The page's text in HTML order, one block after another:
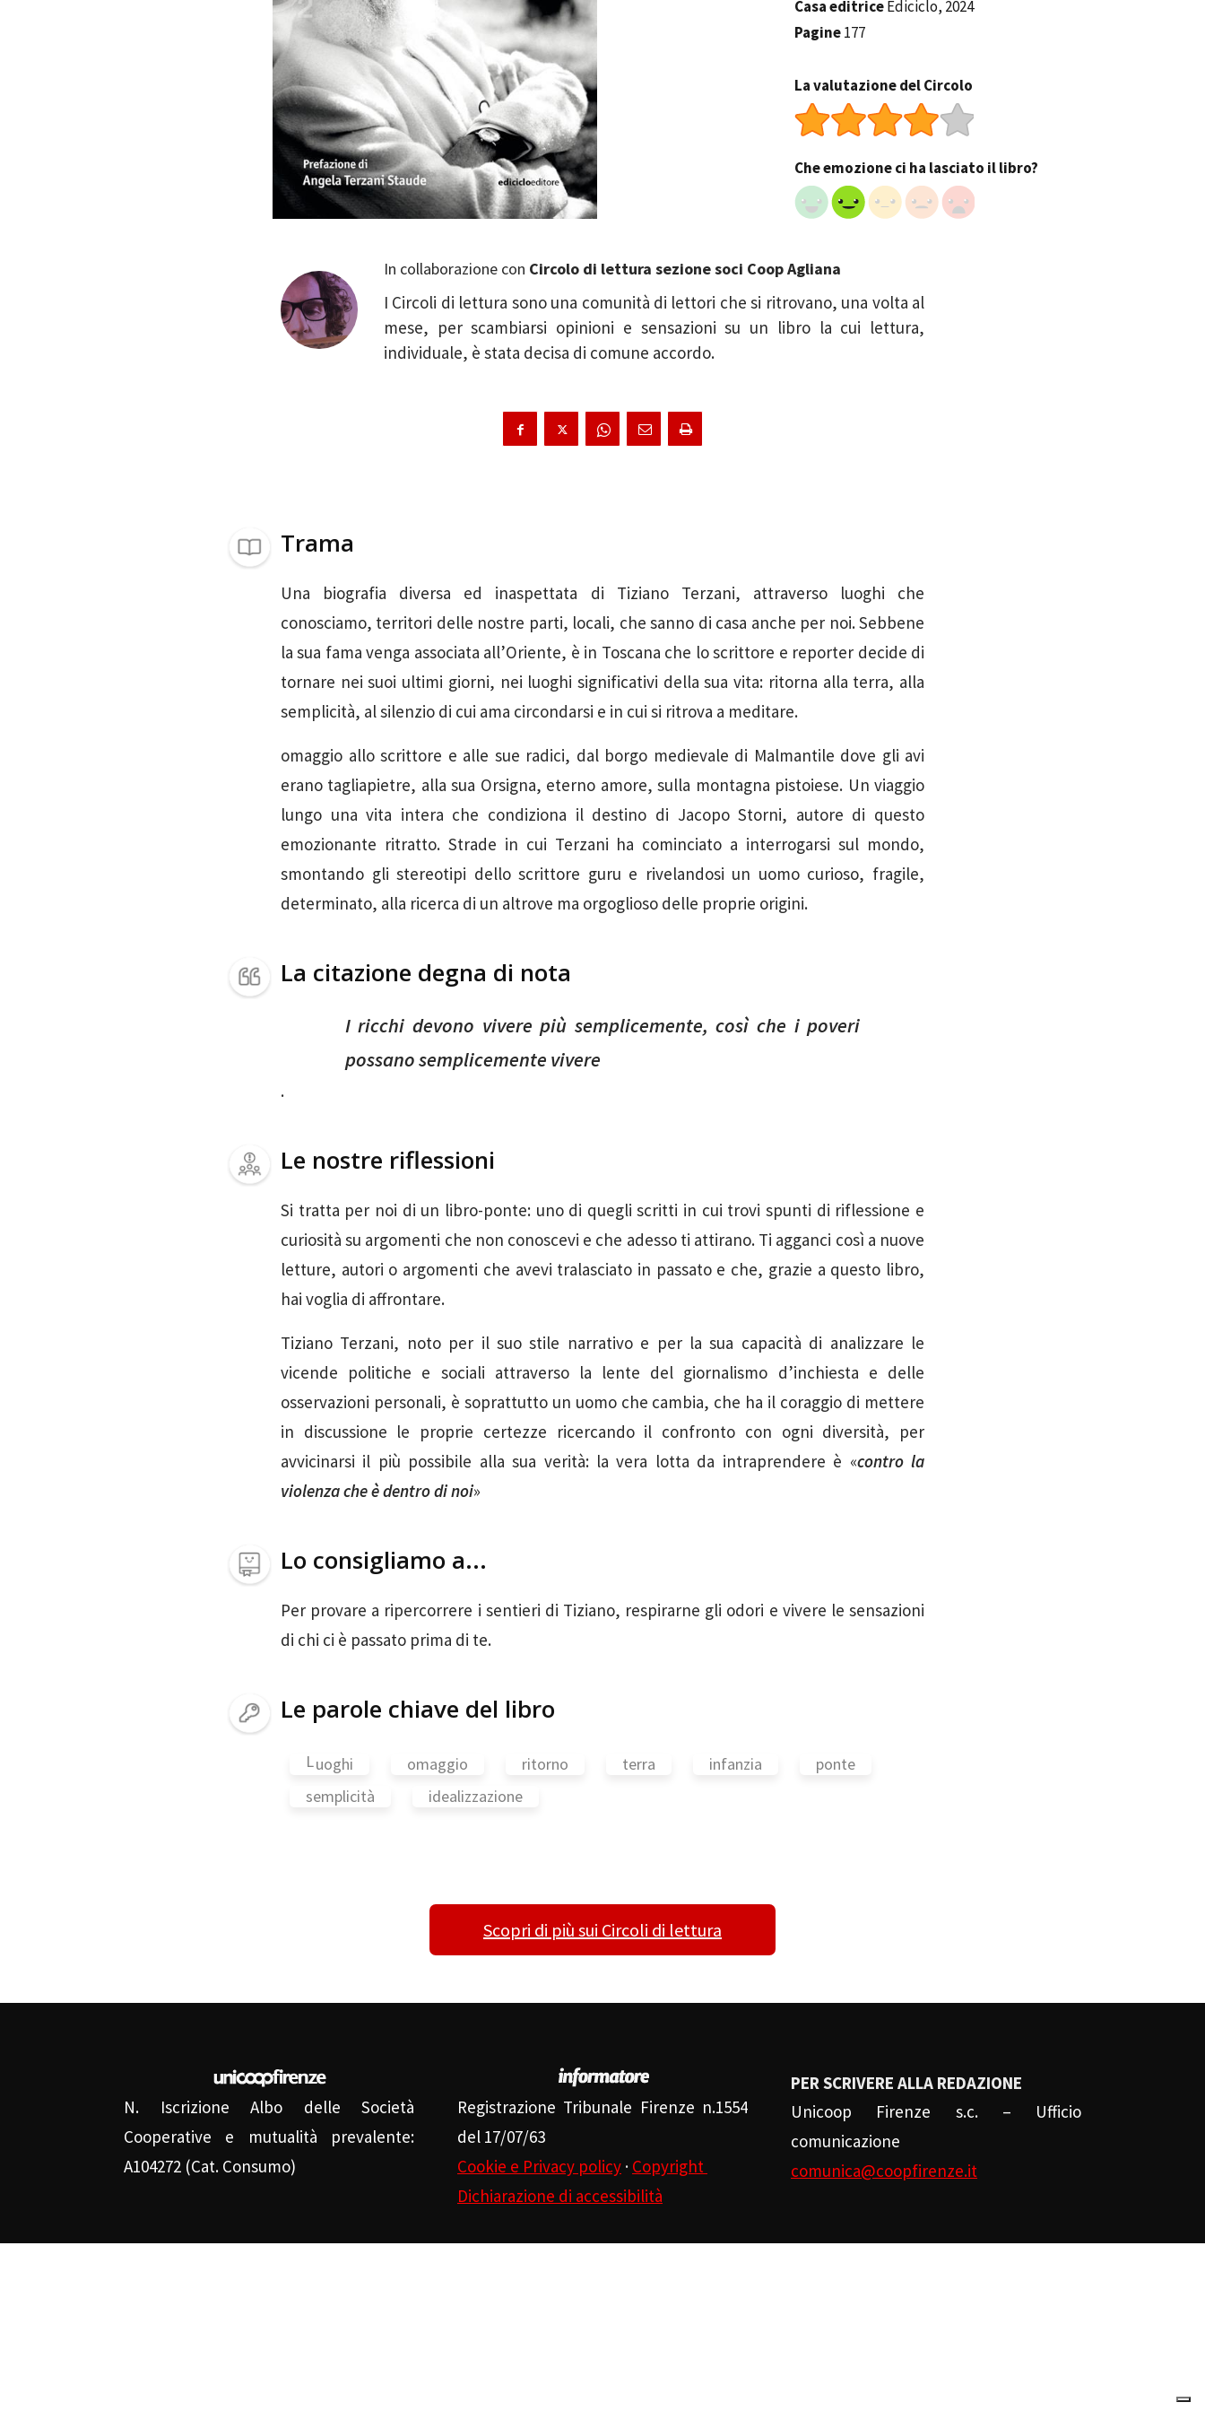
Casa editriceEdiciclo, 2024
Pagine177
La valutazione del Circolo
Che emozione ci ha lasciato il libro?
In collaborazione con Circolo di lettura sezione soci Coop Agliana
I Circoli di lettura sono una comunità di lettori che si ritrovano, una volta al
mese, per scambiarsi opinioni e sensazioni su un libro la cui lettura,
individuale, è stata decisa di comune accordo.
Trama
Una biografia diversa ed inaspettata di Tiziano Terzani, attraverso luoghi che
conosciamo, territori delle nostre parti, locali, che sanno di casa anche per noi. Sebbene
la sua fama venga associata all’Oriente, è in Toscana che lo scrittore e reporter decide di
tornare nei suoi ultimi giorni, nei luoghi significativi della sua vita: ritorna alla terra, alla
semplicità, al silenzio di cui ama circondarsi e in cui si ritrova a meditare.
omaggio allo scrittore e alle sue radici, dal borgo medievale di Malmantile dove gli avi
erano tagliapietre, alla sua Orsigna, eterno amore, sulla montagna pistoiese. Un viaggio
lungo una vita intera che condiziona il destino di Jacopo Storni, autore di questo
emozionante ritratto. Strade in cui Terzani ha cominciato a interrogarsi sul mondo,
smontando gli stereotipi dello scrittore guru e rivelandosi un uomo curioso, fragile,
determinato, alla ricerca di un altrove ma orgoglioso delle proprie origini.
La citazione degna di nota
I ricchi devono vivere più semplicemente, così che i poveri
possano semplicemente vivere
.
Le nostre riflessioni
Si tratta per noi di un libro-ponte: uno di quegli scritti in cui trovi spunti di riflessione e
curiosità su argomenti che non conoscevi e che adesso ti attirano. Ti agganci così a nuove
letture, autori o argomenti che avevi tralasciato in passato e che, grazie a questo libro,
hai voglia di affrontare.
Tiziano Terzani, noto per il suo stile narrativo e per la sua capacità di analizzare le
vicende politiche e sociali attraverso la lente del giornalismo d’inchiesta e delle
osservazioni personali, è soprattutto un uomo che cambia, che ha il coraggio di mettere
in discussione le proprie certezze ricercando il confronto con ogni diversità, per
avvicinarsi il più possibile alla sua verità: la vera lotta da intraprendere è «contro la
violenza che è dentro di noi»
Lo consigliamo a...
Per provare a ripercorrere i sentieri di Tiziano, respirarne gli odori e vivere le sensazioni
di chi ci è passato prima di te.
Le parole chiave del libro
Luoghi omaggio ritorno terra infanzia
ponte
semplicità
idealizzazione
Scopri di più sui Circoli di lettura
N. Iscrizione Albo delle Società
Cooperative e mutualità prevalente:
A104272 (Cat. Consumo)
Registrazione Tribunale Firenze n.1554
del 17/07/63
Cookie e Privacy policy · Copyright
Dichiarazione di accessibilità
PER SCRIVERE ALLA REDAZIONE
Unicoop Firenze s.c. – Ufficio
comunicazione
comunica@coopfirenze.it